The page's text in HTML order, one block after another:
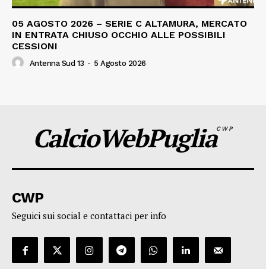
05 AGOSTO 2026 – SERIE C ALTAMURA, MERCATO
IN ENTRATA CHIUSO OCCHIO ALLE POSSIBILI
CESSIONI
Antenna Sud 13 - 5 Agosto 2026
CalcioWebPugliaCWP
CWP
Seguici sui social e contattaci per info